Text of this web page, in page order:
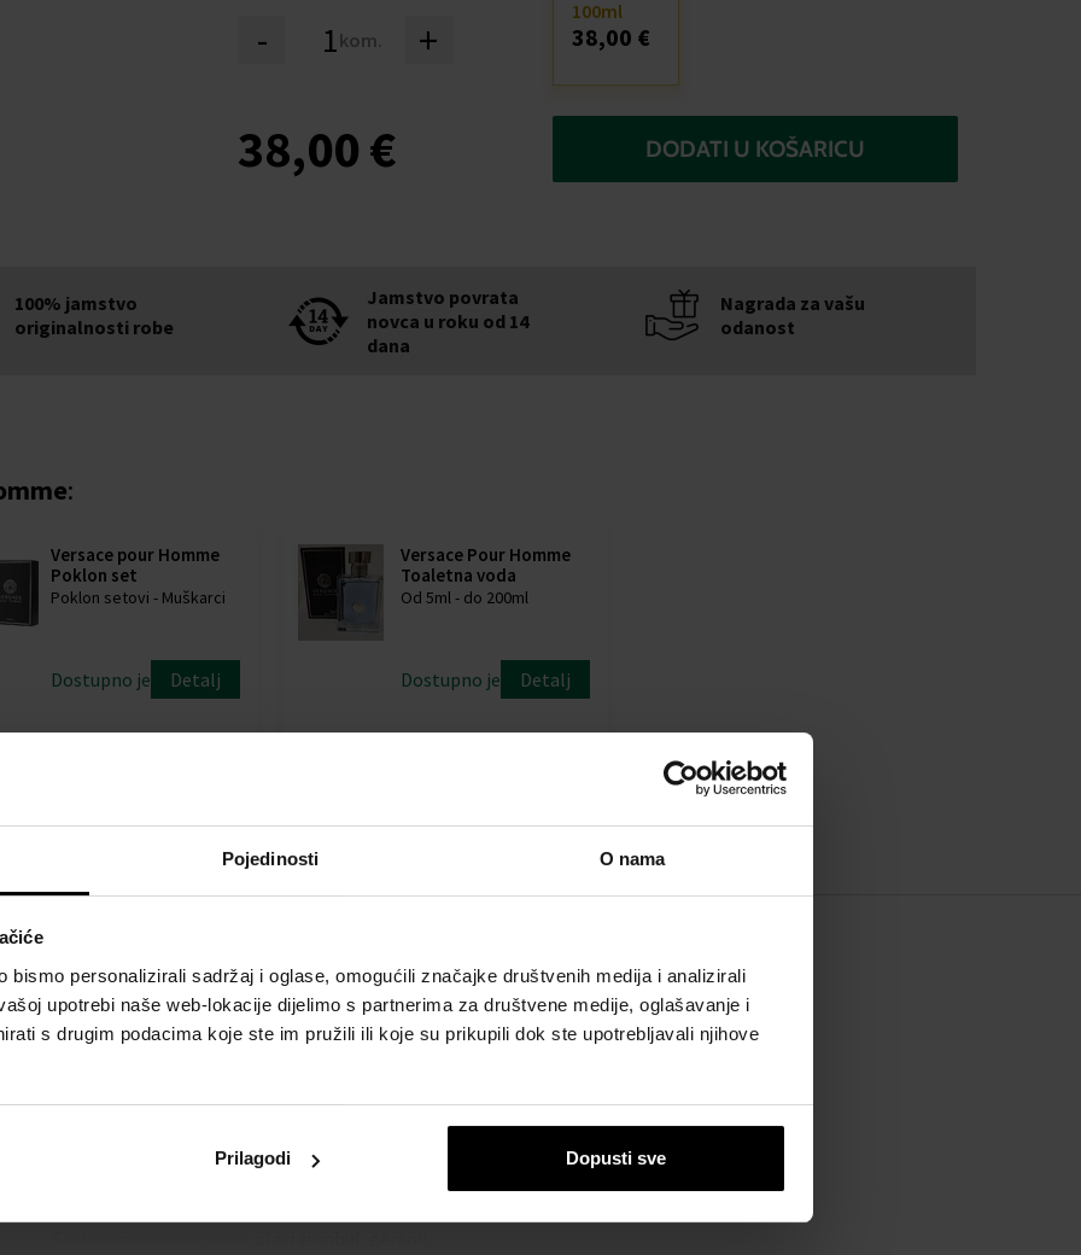
Pojedinosti O nama
bismo personalizirali sadržaj i oglase, omogućili značajke društvenih medija i analizirali
upotrebi naše web-lokacije dijelimo s partnerima za društvene medije, oglašavanje i
s drugim podacima koje ste im pružili ili koje su prikupili dok ste upotrebljavali njihove
Prilagodi Dopusti sve
- kom. +
100ml
38,00 €
38,00 € DODATI U KOŠARICU
100% jamstvo
originalnosti robe
Jamstvo povrata
novca u roku od 14
dana
Nagrada za vašu
odanost
:
Versace pour Homme
Poklon set
Poklon setovi - Muškarci
Dostupno je Detalj
Versace Pour Homme
Toaletna voda
Od 5ml - do 200ml
Dostupno je Detalj
POJEDINOSTI
Spol: muškarci
Sastavnica mirisa - glava: lišće gorke naranče,
Sastavnica mirisa - baza: tonka grah, agar, ambra,
O BRENDU
Euroitalia S.r.l.